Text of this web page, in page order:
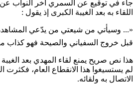
في توقيع عن السمري آخر النواب عن
به بعد الغيبة الكبرى إذ يقول :
وسيأتي من شيعتي من يدّعي المشاهدة،
خروج السفياني والصيحة فهو كذاب
نص صريح يمنع لقاء المهدي بعد الغيبة
يستسيغوا هذا الانقطاع العام، فكثرت
به ولقائه.